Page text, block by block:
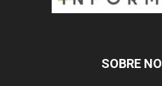
SOBRE